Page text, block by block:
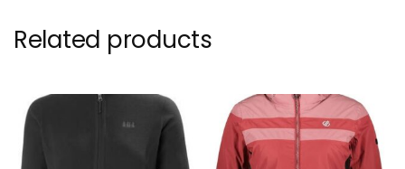
Related products